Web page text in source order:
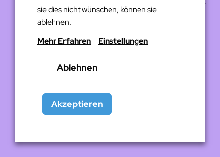
sie dies nicht wünschen, können sie
ablehnen.
Mehr Erfahren
Einstellungen
Ablehnen
Akzeptieren